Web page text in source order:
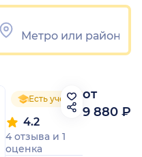
Есть ученая степень
4.2
4 отзыва и 1
оценка
от
9 880 ₽